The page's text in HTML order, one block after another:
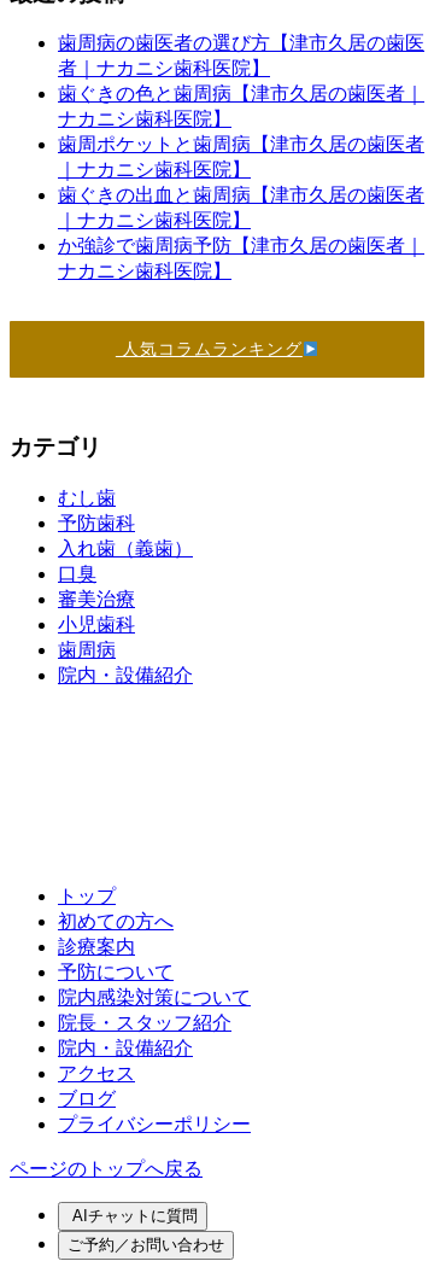
歯周病の歯医者の選び方【津市久居の歯医
者｜ナカニシ歯科医院】
歯ぐきの色と歯周病【津市久居の歯医者｜
ナカニシ歯科医院】
歯周ポケットと歯周病【津市久居の歯医者
｜ナカニシ歯科医院】
歯ぐきの出血と歯周病【津市久居の歯医者
｜ナカニシ歯科医院】
か強診で歯周病予防【津市久居の歯医者｜
ナカニシ歯科医院】
人気コラムランキング
カテゴリ
むし歯
予防歯科
入れ歯（義歯）
口臭
審美治療
小児歯科
歯周病
院内・設備紹介
トップ
初めての方へ
診療案内
予防について
院内感染対策について
院長・スタッフ紹介
院内・設備紹介
アクセス
ブログ
プライバシーポリシー
ページのトップへ戻る
AIチャットに質問
ご予約／お問い合わせ